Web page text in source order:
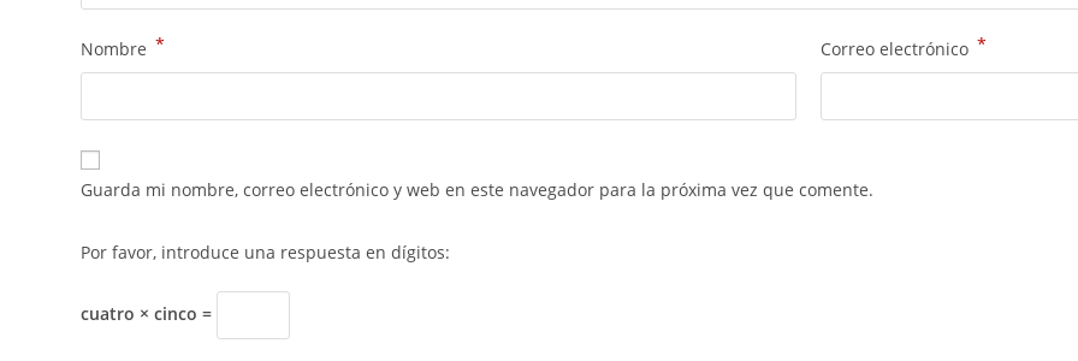
Nombre * Correo electrónico *
Guarda mi nombre, correo electrónico y web en este navegador para la próxima vez que comente.
Por favor, introduce una respuesta en dígitos:
cuatro × cinco =